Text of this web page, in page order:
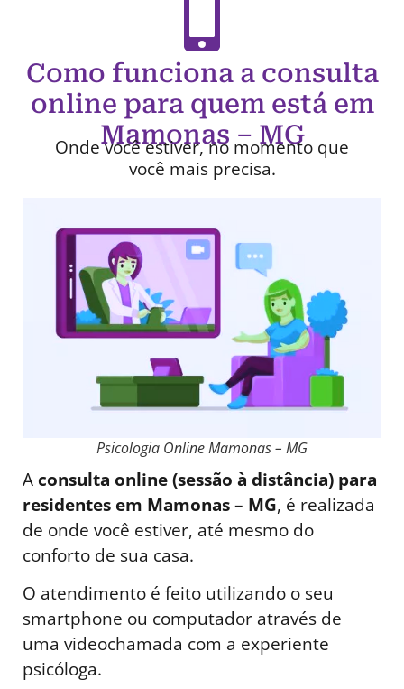
Como funciona a consulta
online para quem está em
Mamonas – MG
Onde você estiver, no momento que
você mais precisa.
Psicologia Online Mamonas – MG
Aconsulta online (sessão à distância) para
residentes em Mamonas – MG, é realizada
de onde você estiver, até mesmo do
conforto de sua casa.
O atendimento é feito utilizando o seu
smartphone ou computador através de
uma videochamada com a experiente
psicóloga.